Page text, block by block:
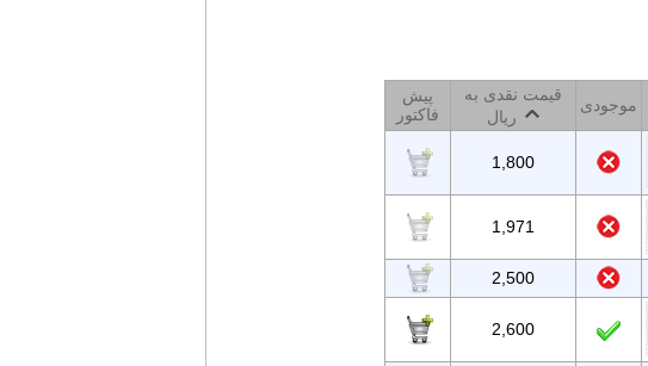
پیش
فاکتور
قیمت نقدی به
موجودی
1,800
1,971
2,500
2,600